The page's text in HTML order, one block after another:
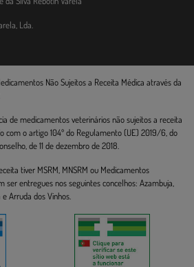
Lda.
Não Sujeitos a Receita Médica através da
de medicamentos veterinários não sujeitos a receita
com o artigo 104º do Regulamento (UE) 2019/6, do
de 11 de dezembro de 2018.
tiver MSRM, MNSRM ou Medicamentos
ser entregues nos seguintes concelhos: Azambuja,
Arruda dos Vinhos.